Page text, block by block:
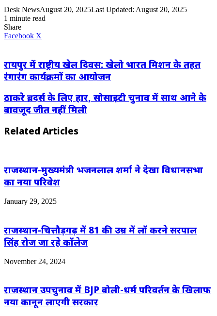
Desk NewsAugust 20, 2025Last Updated: August 20, 2025
1 minute read
Share
Facebook X
रायपुर में राष्ट्रीय खेल दिवस: खेलो भारत मिशन के तहत
रंगारंग कार्यक्रमों का आयोजन
ठाकरे ब्रदर्स के लिए हार, सोसाइटी चुनाव में साथ आने के
बावजूद जीत नहीं मिली
Related Articles
राजस्थान-मुख्यमंत्री भजनलाल शर्मा ने देखा विधानसभा
का नया परिवेश
January 29, 2025
राजस्थान-चित्तौड़गढ़ में 81 की उम्र में लॉ करने सरपाल
सिंह रोज जा रहे कॉलेज
November 24, 2024
राजस्थान उपचुनाव में BJP बोली-धर्म परिवर्तन के खिलाफ
नया कानून लाएगी सरकार